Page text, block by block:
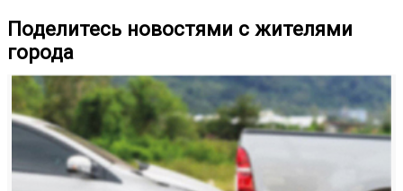
Поделитесь новостями с жителями
города